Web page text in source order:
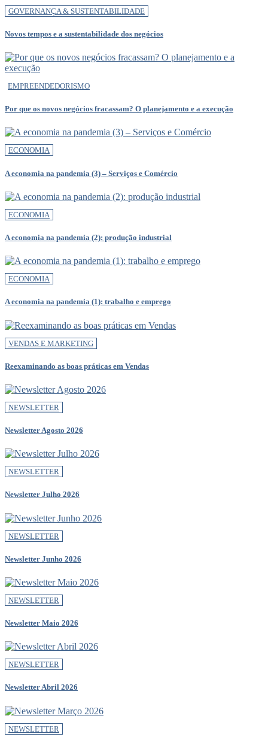
GOVERNANÇA & SUSTENTABILIDADE
Novos tempos e a sustentabilidade dos negócios
EMPREENDEDORISMO
Por que os novos negócios fracassam? O planejamento e a execução
ECONOMIA
A economia na pandemia (3) – Serviços e Comércio
ECONOMIA
A economia na pandemia (2): produção industrial
ECONOMIA
A economia na pandemia (1): trabalho e emprego
VENDAS E MARKETING
Reexaminando as boas práticas em Vendas
NEWSLETTER
Newsletter Agosto 2026
NEWSLETTER
Newsletter Julho 2026
NEWSLETTER
Newsletter Junho 2026
NEWSLETTER
Newsletter Maio 2026
NEWSLETTER
Newsletter Abril 2026
NEWSLETTER